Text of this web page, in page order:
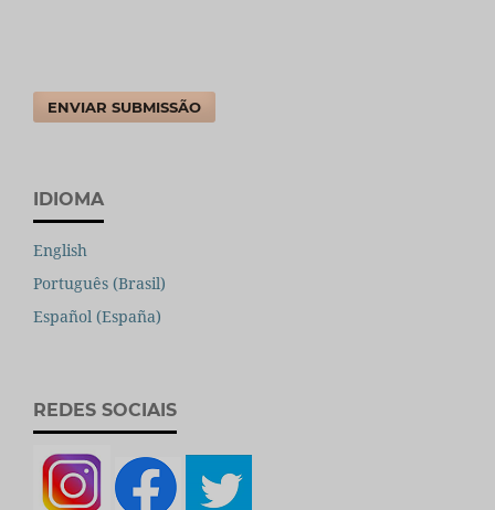
ENVIAR SUBMISSÃO
IDIOMA
English
Português (Brasil)
Español (España)
REDES SOCIAIS